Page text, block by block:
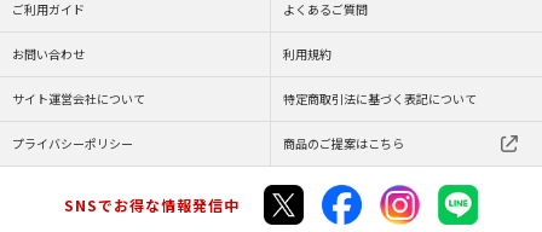
ご利用ガイド よくあるご質問
お問い合わせ 利用規約
サイト運営会社について 特定商取引法に基づく表記について
プライバシーポリシー 商品のご提案はこちら
SNSでお得な情報発信中